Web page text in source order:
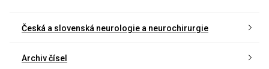
Česká a slovenská neurologie a neurochirurgie
Archiv čísel